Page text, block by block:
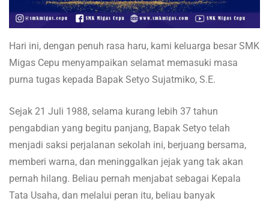
Hari ini, dengan penuh rasa haru, kami keluarga besar SMK
Migas Cepu menyampaikan selamat memasuki masa
purna tugas kepada Bapak Setyo Sujatmiko, S.E.
Sejak 21 Juli 1988, selama kurang lebih 37 tahun
pengabdian yang begitu panjang, Bapak Setyo telah
menjadi saksi perjalanan sekolah ini, berjuang bersama,
memberi warna, dan meninggalkan jejak yang tak akan
pernah hilang. Beliau pernah menjabat sebagai Kepala
Tata Usaha, dan melalui peran itu, beliau banyak